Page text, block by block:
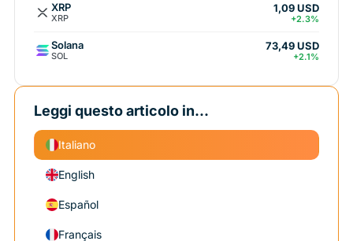
XRP
XRP
1,09 USD
+2.3%
Solana
SOL
73,49 USD
+2.1%
Leggi questo articolo in...
Italiano
English
Español
Français